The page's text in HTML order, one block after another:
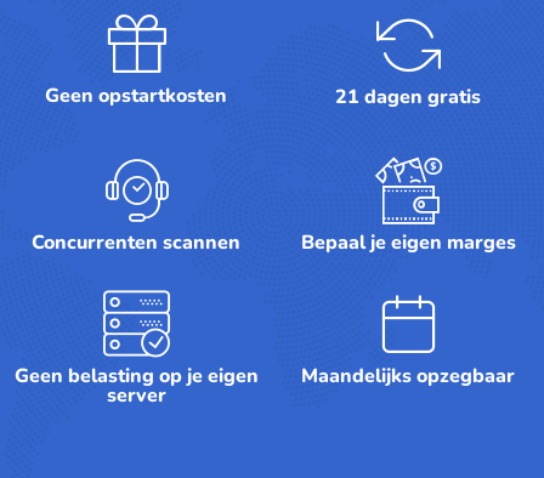
Geen opstartkosten 21 dagen gratis
Concurrenten scannen Bepaal je eigen marges
Geen belasting op je eigen
server
Maandelijks opzegbaar